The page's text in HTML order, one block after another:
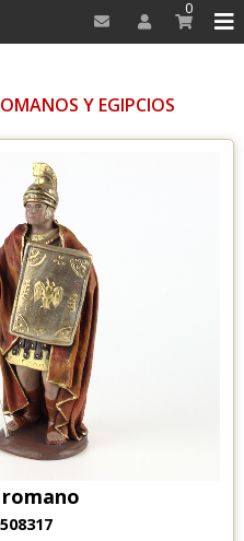
0
Y EGIPCIOS